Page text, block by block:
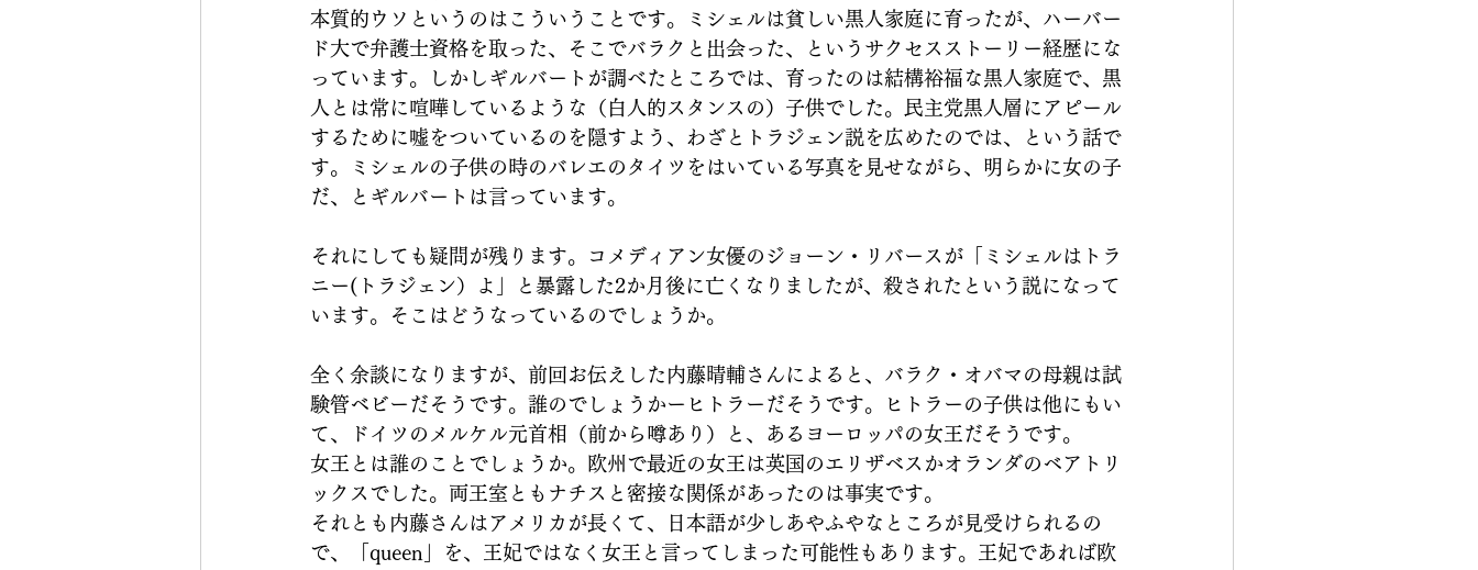
本質的ウソというのはこういうことです。ミシェルは貧しい黒人家庭に育ったが、ハーバー
ド大で弁護士資格を取った、そこでバラクと出会った、というサクセスストーリー経歴にな
っています。しかしギルバートが調べたところでは、育ったのは結構裕福な黒人家庭で、黒
人とは常に喧嘩しているような（白人的スタンスの）子供でした。民主党黒人層にアピール
するために嘘をついているのを隠すよう、わざとトラジェン説を広めたのでは、という話で
す。ミシェルの子供の時のバレエのタイツをはいている写真を見せながら、明らかに女の子
だ、とギルバートは言っています。
それにしても疑問が残ります。コメディアン女優のジョーン・リバースが「ミシェルはトラ
ニー(トラジェン）よ」と暴露した2か月後に亡くなりましたが、殺されたという説になって
います。そこはどうなっているのでしょうか。
全く余談になりますが、前回お伝えした内藤晴輔さんによると、バラク・オバマの母親は試
験管ベビーだそうです。誰のでしょうかーヒトラーだそうです。ヒトラーの子供は他にもい
て、ドイツのメルケル元首相（前から噂あり）と、あるヨーロッパの女王だそうです。
女王とは誰のことでしょうか。欧州で最近の女王は英国のエリザベスかオランダのベアトリ
ックスでした。両王室ともナチスと密接な関係があったのは事実です。
それとも内藤さんはアメリカが長くて、日本語が少しあやふやなところが見受けられるの
で、「queen」を、王妃ではなく女王と言ってしまった可能性もあります。王妃であれば欧